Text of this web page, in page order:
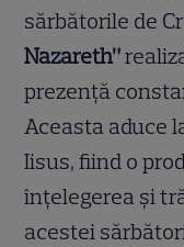
sărbătorile de
Nazareth”
prezență
Aceasta aduce
Iisus, fiind o
înțelegerea și
acestei